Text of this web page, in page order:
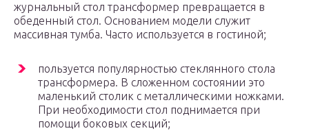
журнальный стол трансформер превращается в
обеденный стол. Основанием модели служит
массивная тумба. Часто используется в гостиной;
пользуется популярностью стеклянного стола
трансформера. В сложенном состоянии это
маленький столик с металлическими ножками.
При необходимости стол поднимается при
помощи боковых секций;